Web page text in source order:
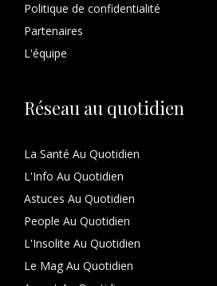
Politique de confidentialité
Partenaires
L'équipe
Réseau au quotidien
La Santé Au Quotidien
L'Info Au Quotidien
Astuces Au Quotidien
People Au Quotidien
L'Insolite Au Quotidien
Le Mag Au Quotidien